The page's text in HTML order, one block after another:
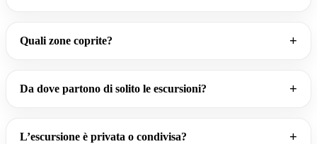
Quali zone coprite?
Da dove partono di solito le escursioni?
L’escursione è privata o condivisa?